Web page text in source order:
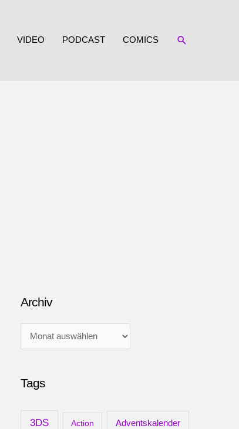
VIDEO PODCAST COMICS SUCHEN
Archiv
r
Tags
3DS Action Adventskalender